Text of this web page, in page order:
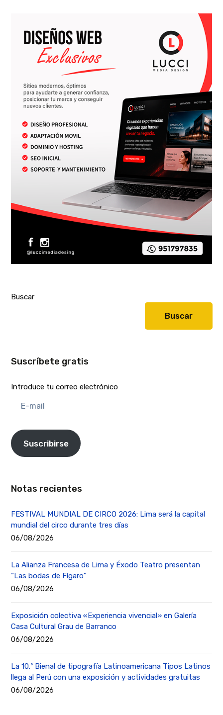
Buscar
Buscar
Suscríbete gratis
Introduce tu correo electrónico
mail
Suscribirse
Notas recientes
FESTIVAL MUNDIAL DE CIRCO 2026: Lima será la capital
mundial del circo durante tres días
06/08/2026
La Alianza Francesa de Lima y Éxodo Teatro presentan
“Las bodas de Fígaro”
06/08/2026
Exposición colectiva «Experiencia vivencial» en Galería
Casa Cultural Grau de Barranco
06/08/2026
La 10.ª Bienal de tipografía Latinoamericana Tipos Latinos
llega al Perú con una exposición y actividades gratuitas
06/08/2026